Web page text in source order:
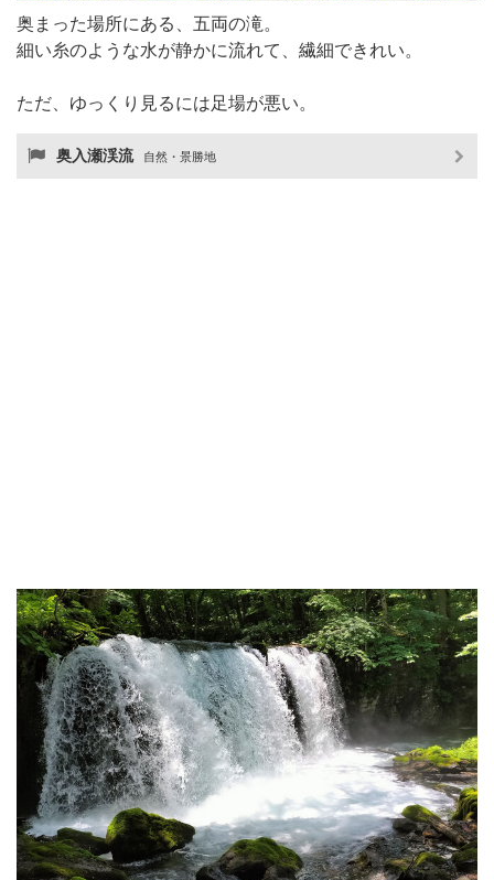
奥まった場所にある、五両の滝。
細い糸のような水が静かに流れて、繊細できれい。
ただ、ゆっくり見るには足場が悪い。
奥入瀬渓流 自然・景勝地